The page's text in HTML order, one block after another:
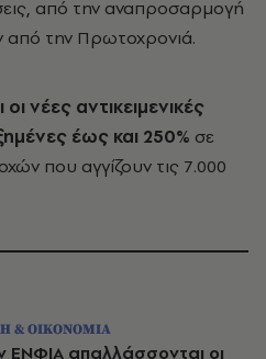
από την αναπροσαρμογή
από την Πρωτοχρονιά.
νέες αντικειμενικές
έως και 250% σε
που αγγίζουν τις 7.000
& ΟΙΚΟΝΟΜΙΑ
ΕΝΦΙΑ απαλλάσσονται οι